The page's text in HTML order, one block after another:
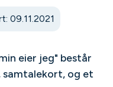
09.11.2021
eier jeg" består
samtalekort, og et